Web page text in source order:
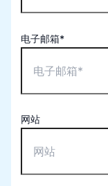
电子邮箱*
网站